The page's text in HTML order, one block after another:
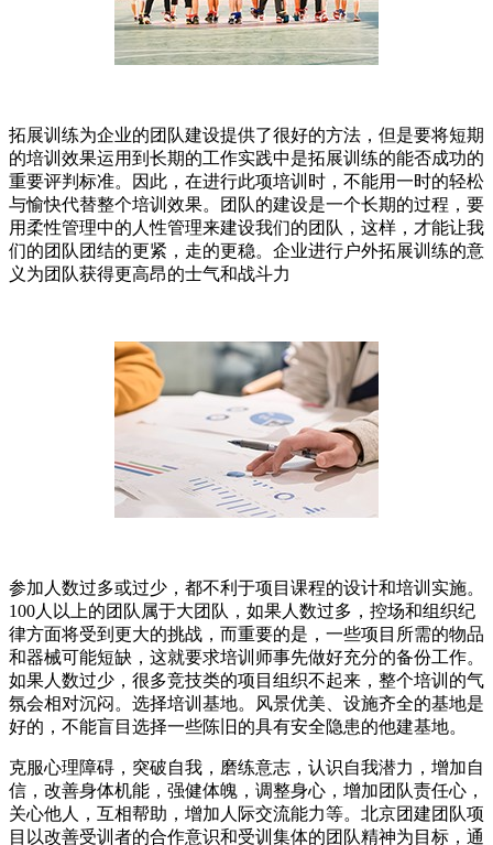
拓展训练为企业的团队建设提供了很好的方法，但是要将短期
的培训效果运用到长期的工作实践中是拓展训练的能否成功的
重要评判标准。因此，在进行此项培训时，不能用一时的轻松
与愉快代替整个培训效果。团队的建设是一个长期的过程，要
用柔性管理中的人性管理来建设我们的团队，这样，才能让我
们的团队团结的更紧，走的更稳。企业进行户外拓展训练的意
义为团队获得更高昂的士气和战斗力
参加人数过多或过少，都不利于项目课程的设计和培训实施。
100人以上的团队属于大团队，如果人数过多，控场和组织纪
律方面将受到更大的挑战，而重要的是，一些项目所需的物品
和器械可能短缺，这就要求培训师事先做好充分的备份工作。
如果人数过少，很多竞技类的项目组织不起来，整个培训的气
氛会相对沉闷。选择培训基地。风景优美、设施齐全的基地是
好的，不能盲目选择一些陈旧的具有安全隐患的他建基地。
克服心理障碍，突破自我，磨练意志，认识自我潜力，增加自
信，改善身体机能，强健体魄，调整身心，增加团队责任心，
关心他人，互相帮助，增加人际交流能力等。北京团建团队项
目以改善受训者的合作意识和受训集体的团队精神为目标，通